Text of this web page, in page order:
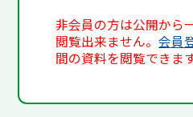
非会員の方は公開から
閲覧出来ません。会員
間の資料を閲覧できます